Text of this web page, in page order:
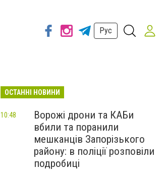
Рус
ОСТАННІ НОВИНИ
Ворожі дрони та КАБи
вбили та поранили
мешканців Запорізького
району: в поліції розповіли
подробиці
10:48